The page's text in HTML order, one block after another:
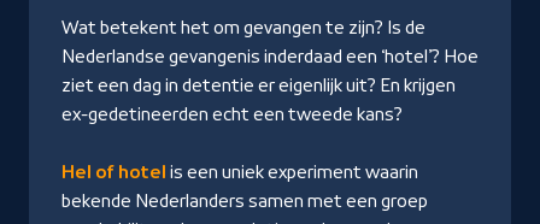
Start
Wat betekent het om gevangen te zijn? Is de
Nederlandse gevangenis inderdaad een ‘hotel’? Hoe
ziet een dag in detentie er eigenlijk uit? En krijgen
ex-gedetineerden echt een tweede kans?
Hel of hotel is een uniek experiment waarin
bekende Nederlanders samen met een groep